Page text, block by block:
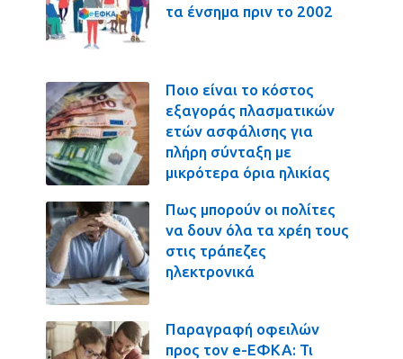
τα ένσημα πριν το 2002
Ποιο είναι το κόστος
εξαγοράς πλασματικών
ετών ασφάλισης για
πλήρη σύνταξη με
μικρότερα όρια ηλικίας
Πως μπορούν οι πολίτες
να δουν όλα τα χρέη τους
στις τράπεζες
ηλεκτρονικά
Παραγραφή οφειλών
προς τον e-ΕΦΚΑ: Τι